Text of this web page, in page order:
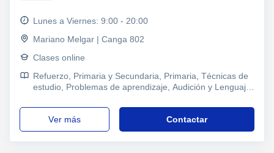
Lunes a Viernes: 9:00 - 20:00
Mariano Melgar | Canga 802
Clases online
Refuerzo, Primaria y Secundaria, Primaria, Técnicas de
estudio, Problemas de aprendizaje, Audición y Lenguaje,
Logopedia
ver más
Contactar